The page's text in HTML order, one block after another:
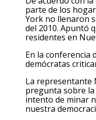
parte de los
York no llenaron
del 2010. Apuntó
residentes en
En la conferencia
demócratas
La representante
pregunta sobre la
intento de minar
nuestra